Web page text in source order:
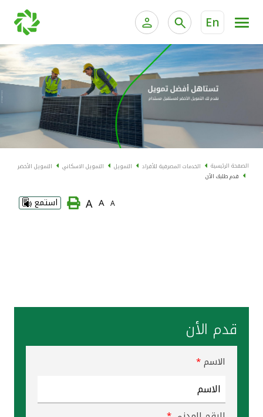
En
الخدمات المصرفية الإلكترونية للأفراد
الخدمات المصرفية الإلكترونية للشركات
خدمة "بيتك" للتداول الإلكتروني
الخدمات المصرفية للأفراد الخدمات المالية الخاصة
الحسابات المصرفية
البطاقات
"برامج العملاء"
خدمات ما بعد البيع
اتصل بنا
الصفحة الرئيسية الخدمات المصرفية للأفراد التمويل التمويل الاسكاني
التمويل الأخضر
قدم طلبك الآن
A
A
A استمع
قدم الأن
الاسم*